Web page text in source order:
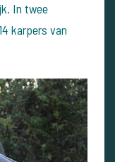
In twee
karpers van